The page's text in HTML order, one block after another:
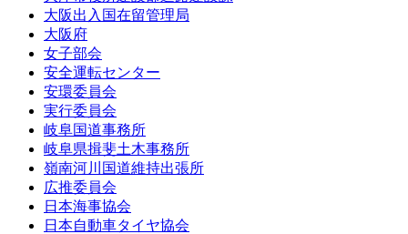
大阪出入国在留管理局
大阪府
女子部会
安全運転センター
安環委員会
実行委員会
岐阜国道事務所
岐阜県揖斐土木事務所
嶺南河川国道維持出張所
広推委員会
日本海事協会
日本自動車タイヤ協会